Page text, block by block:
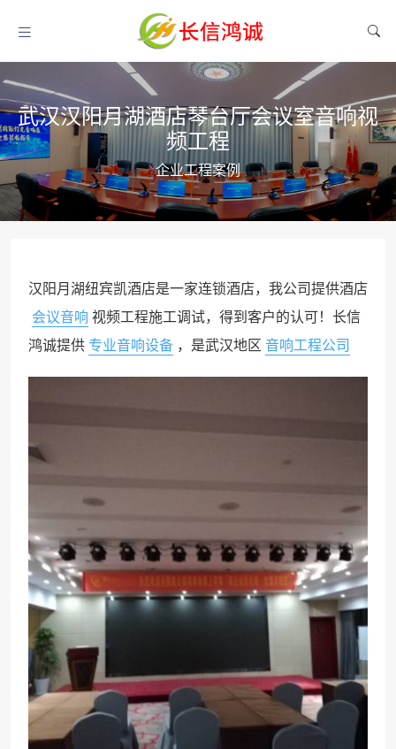
武汉汉阳月湖酒店琴台厅会议室音响视
频工程
企业工程案例
汉阳月湖纽宾凯酒店是一家连锁酒店，我公司提供酒店
会议音响 视频工程施工调试，得到客户的认可！长信
鸿诚提供 专业音响设备 ，是武汉地区 音响工程公司